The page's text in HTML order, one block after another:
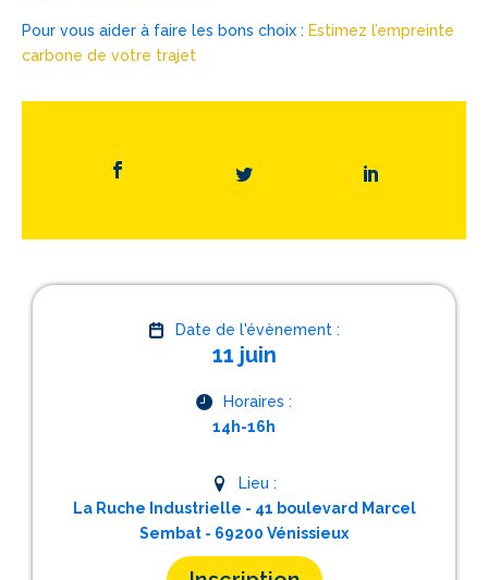
Pour vous aider à faire les bons choix : Estimez l’empreinte
carbone de votre trajet
Date de l'évènement :
11 juin
Horaires :
14h-16h
Lieu :
La Ruche Industrielle - 41 boulevard Marcel
Sembat - 69200 Vénissieux